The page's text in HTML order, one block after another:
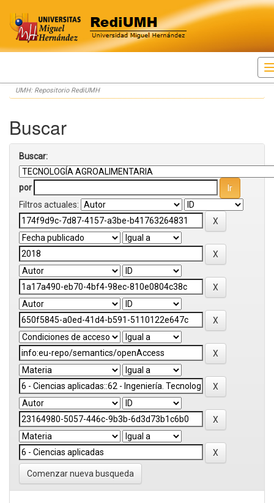
Skip
navigation
UMH: Repositorio RediUMH
Buscar
Buscar:
por
Filtros actuales:
Comenzar nueva busqueda